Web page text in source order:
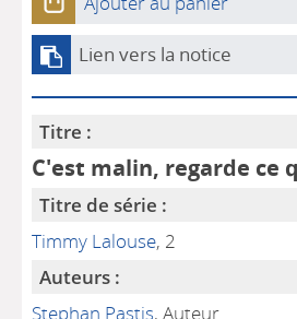
Lien vers la notice
Titre :
C'est malin, regarde ce
Titre de série :
Timmy Lalouse, 2
Auteurs :
Stephan Pastis, Auteur